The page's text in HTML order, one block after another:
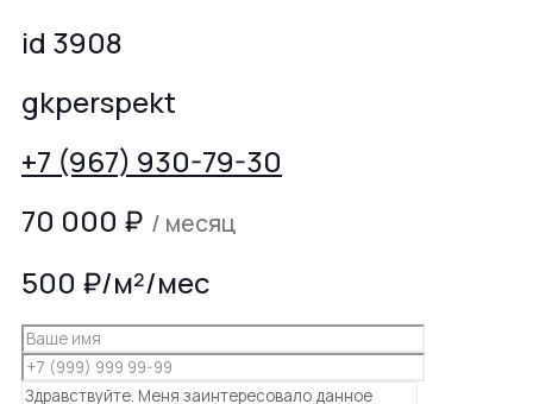
id 3908
gkperspekt
+7 (967) 930-79-30
70 000 ₽ / месяц
500 ₽/м²/мес